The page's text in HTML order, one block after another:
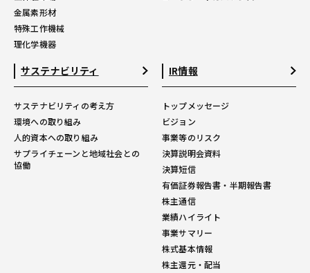
金属素形材
特殊工作機械
理化学機器
サステナビリティ
サステナビリティの考え方
環境への取り組み
人的資本への取り組み
サプライチェーンと地域社会との
協働
IR情報
トップメッセージ
ビジョン
事業等のリスク
決算説明会資料
決算短信
有価証券報告書・半期報告書
株主通信
業績ハイライト
事業サマリー
株式基本情報
株主還元・配当